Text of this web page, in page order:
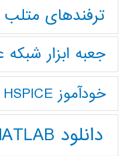
ترفندهای متلب
جعبه ابزار
خودآموز HSPICE
دانلود MATLAB